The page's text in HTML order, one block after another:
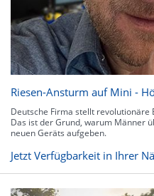
Riesen-Ansturm auf Mini -
Deutsche Firma stellt
Das ist der Grund, warum Männer
neuen Geräts aufgeben.
Jetzt Verfügbarkeit in Ihrer